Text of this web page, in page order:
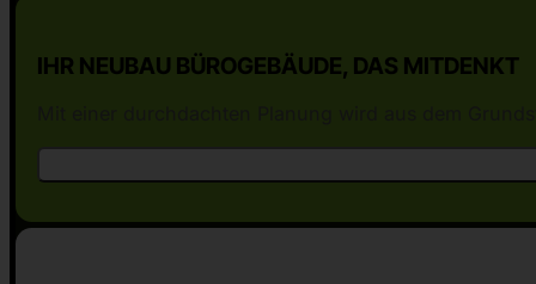
IHR NEUBAU BÜROGEBÄUDE, DAS MITDENKT